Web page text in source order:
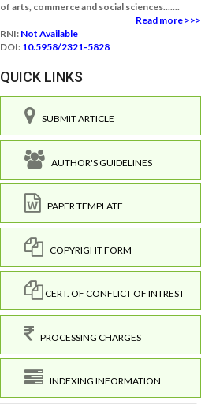
of arts, commerce and social sciences.......
Read more >>>
RNI: Not Available
DOI: 10.5958/2321-5828
QUICK LINKS
SUBMIT ARTICLE
AUTHOR'S GUIDELINES
PAPER TEMPLATE
COPYRIGHT FORM
CERT. OF CONFLICT OF INTREST
PROCESSING CHARGES
INDEXING INFORMATION